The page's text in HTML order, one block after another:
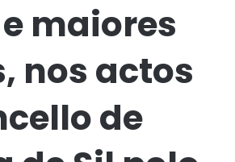
maiores
nos actos
de